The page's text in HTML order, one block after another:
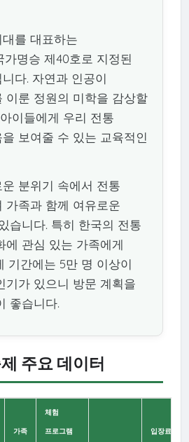
를 대표하는
가명승 제40호로 지정된
다. 자연과 인공이
이룬 정원의 미학을 감상할
이들에게 우리 전통
보여줄 수 있는 교육적인
분위기 속에서 전통
가족과 함께 여유로운
습니다. 특히 한국의 전통
에 관심 있는 가족에게
기간에는 5만 명 이상이
기가 있으니 방문 계획을
좋습니다.
주요 데이터
가족
체험
프로그램 입장료